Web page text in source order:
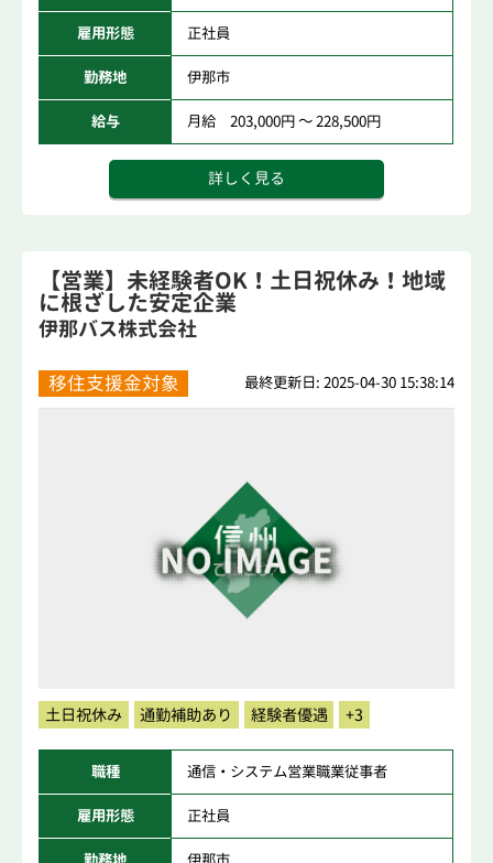
雇用形態 正社員
勤務地 伊那市
給与 月給 203,000円 ～ 228,500円
詳しく見る
【営業】未経験者OK！土日祝休み！地域
に根ざした安定企業
伊那バス株式会社
移住支援金対象 最終更新日: 2025-04-30 15:38:14
土日祝休み 通勤補助あり 経験者優遇 +3
職種 通信・システム営業職業従事者
雇用形態 正社員